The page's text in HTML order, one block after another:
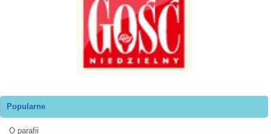
Popularne
O parafii